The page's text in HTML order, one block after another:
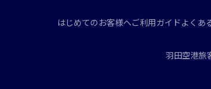
はじめてのお客様へご利用ガイド よくあ
羽田空港旅